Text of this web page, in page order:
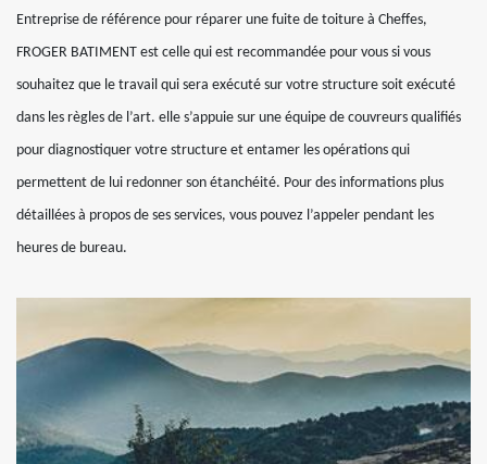
Entreprise de référence pour réparer une fuite de toiture à Cheffes,
FROGER BATIMENT est celle qui est recommandée pour vous si vous
souhaitez que le travail qui sera exécuté sur votre structure soit exécuté
dans les règles de l’art. elle s’appuie sur une équipe de couvreurs qualifiés
pour diagnostiquer votre structure et entamer les opérations qui
permettent de lui redonner son étanchéité. Pour des informations plus
détaillées à propos de ses services, vous pouvez l’appeler pendant les
heures de bureau.